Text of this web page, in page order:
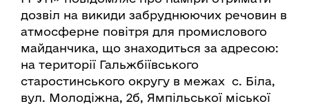
дозвіл на викиди забруднюючих речовин в
атмосферне повітря для промислового
майданчика, що знаходиться за адресою:
на території Гальжбіївського
старостинського округу в межах с. Біла,
вул. Молодіжна, 2б, Ямпільської міської